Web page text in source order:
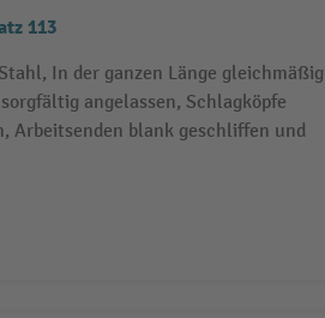
113
In der ganzen Länge gleichmäßig
angelassen, Schlagköpfe
Arbeitsenden blank geschliffen und